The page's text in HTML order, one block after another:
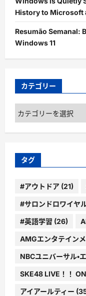
History to Microsoft
Resumão Semanal:
Windows 11
カテゴリー
カ
テ
ゴ
ー
タグ
#アウトドア (21)
#サロンドロワイヤ
#英語学習 (26)
AMGエンタテイン
NBCユニバーサル・
SKE48 LIVE！！
アイアールティー